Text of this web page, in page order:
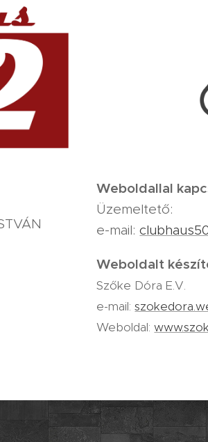
Weboldallal
Üzemeltető:
e-mail:
Weboldalt
Szőke Dóra E.V.
e-mail:
Weboldal: